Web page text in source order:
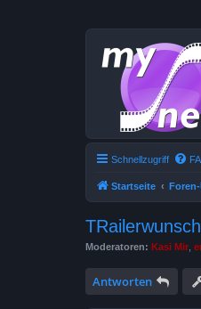
Schnellzugriff
Startseite
Moderatoren: Kasi Mir
Antworten